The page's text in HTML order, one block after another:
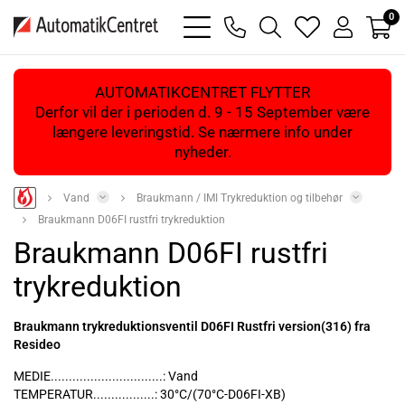
bars
light
phone
magnifying
glass
heart
light
user
light
0
AUTOMATIKCENTRET FLYTTER
Derfor vil der i perioden d. 9 - 15 September være
længere leveringstid. Se nærmere info under
nyheder.
Vand
Braukmann / IMI Trykreduktion og tilbehør
Braukmann D06FI rustfri trykreduktion
Braukmann D06FI rustfri
trykreduktion
Braukmann trykreduktionsventil D06FI Rustfri version(316) fra
Resideo
MEDIE...............................: Vand
TEMPERATUR.................: 30°C/(70°C-D06FI-XB)